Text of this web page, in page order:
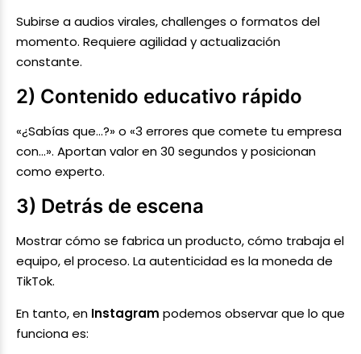
Subirse a audios virales, challenges o formatos del
momento. Requiere agilidad y actualización
constante.
2) Contenido educativo rápido
«¿Sabías que…?» o «3 errores que comete tu empresa
con…». Aportan valor en 30 segundos y posicionan
como experto.
3) Detrás de escena
Mostrar cómo se fabrica un producto, cómo trabaja el
equipo, el proceso. La autenticidad es la moneda de
TikTok.
En tanto, en Instagram podemos observar que lo que
funciona es: